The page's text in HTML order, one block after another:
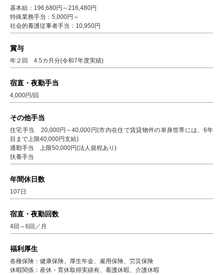
基本給：196,680円～216,480円
特殊業務手当：5,000円～
社会的養護従事者手当：10,950円
賞与
年２回 4.5カ月分(令和7年度実績)
宿直・夜勤手当
4,000円/回
その他手当
住宅手当 20,000円～40,000円(市内在住で賃貸物件の単身世帯には、6年
目まで上限40,000円支給)
通勤手当 上限50,000円(法人規程あり)
扶養手当
年間休日数
107日
宿直・夜勤回数
4回～6回／月
福利厚生
各種保険：健康保険、厚生年金、雇用保険、労災保険
休暇関係：産休・育休取得実績有、看護休暇、介護休暇